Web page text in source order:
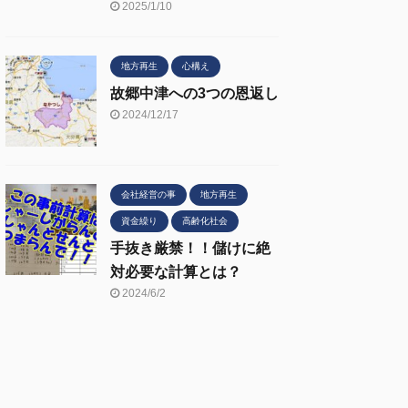
2025/1/10
地方再生 心構え
故郷中津への3つの恩返し
2024/12/17
会社経営の事 地方再生
資金繰り 高齢化社会
手抜き厳禁！！儲けに絶
対必要な計算とは？
2024/6/2